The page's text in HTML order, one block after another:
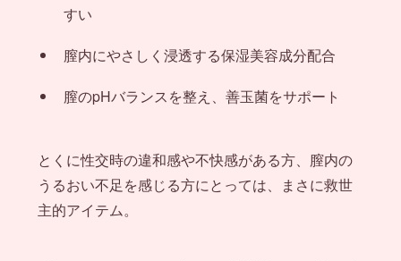
すい
膣内にやさしく浸透する保湿美容成分配合
膣のpHバランスを整え、善玉菌をサポート
とくに性交時の違和感や不快感がある方、膣内の
うるおい不足を感じる方にとっては、まさに救世
主的アイテム。